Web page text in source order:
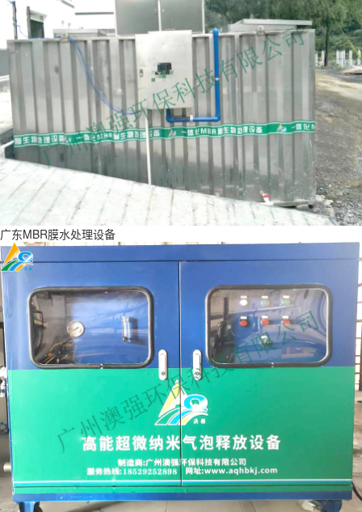
广东MBR膜水处理设备